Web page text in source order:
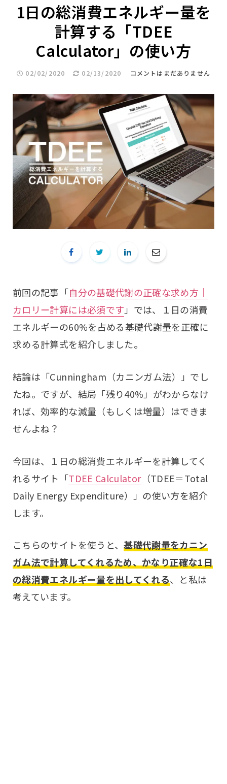
1日の総消費エネルギー量を
計算する「TDEE
Calculator」の使い方
02/02/2020 02/13/2020 コメントはまだありません
前回の記事「自分の基礎代謝の正確な求め方｜
カロリー計算には必須です 」では、１日の消費
エネルギーの60%を占める基礎代謝量を正確に
求める計算式を紹介しました。
結論は「Cunningham（カニンガム法）」でし
たね。ですが、結局「残り40%」がわからなけ
れば、効率的な減量（もしくは増量）はできま
せんよね？
今回は、１日の総消費エネルギーを計算してく
れるサイト「TDEE Calculator（TDEE＝Total
Daily Energy Expenditure）」の使い方を紹介
します。
こちらのサイトを使うと、基礎代謝量をカニン
ガム法で計算してくれるため、かなり正確な1日
の総消費エネルギー量を出してくれる、と私は
考えています。